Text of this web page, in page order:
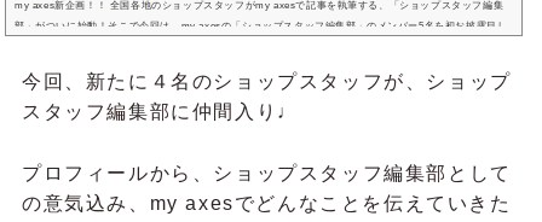
my axes新企画！！ 全国各地のショップスタッフがmy axesで記事を執筆する、「ショップスタッフ編集
部」がついに始動！そこで今回は、my axesの「ショップスタッフ編集部」のメンバー5名を初お披露目し
ぞ…という方もこんにちは！ 埼玉県のららぽーと富士見店に所属しております、Sachiと申します♡ 11歳
の女の子のママで、短時間スタ...
今回、新たに４名のショップスタッフが、ショップ
スタッフ編集部に仲間入り♩
プロフィールから、ショップスタッフ編集部として
の意気込み、my axesでどんなことを伝えていきた